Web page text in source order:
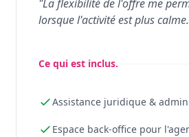
"La flexibilité de l'offre me
lorsque l'activité est plus
Ce qui est inclus.
Assistance juridique &
Espace back-office pour